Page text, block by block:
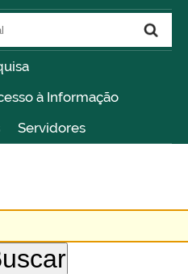
à Informação
Servidores